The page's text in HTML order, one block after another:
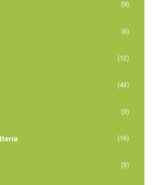
(9)
(6)
(12)
(43)
(3)
(16)
(3)